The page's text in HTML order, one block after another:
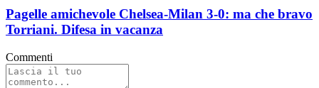
Pagelle amichevole Chelsea-Milan 3-0: ma che bravo
Torriani. Difesa in vacanza
Commenti